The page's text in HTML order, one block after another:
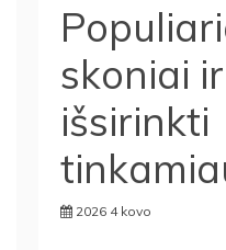
skoniai
išsirinkti
2026 4 kovo